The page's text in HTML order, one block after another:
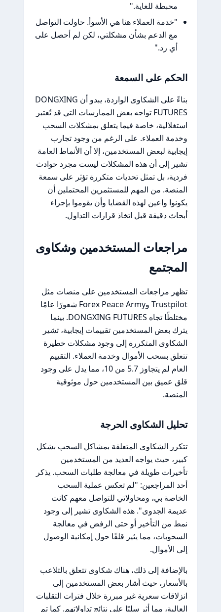
محبطة للغاية."
"خدمة العملاء هنا هي الأسوأ. حاولت التواصل
مع الدعم بشأن مشكلتي، لكن لم أحصل على
أي رد."
الحكم على السمعة
بناءً على الشكاوى الواردة، يبدو أن DONGXING
FUTURES تواجه بعض الممارسات التي قد تُعتبر
استغلالية، خاصة فيما يتعلق بمشكلات السحب
وخدمة العملاء. على الرغم من وجود تجارب
إيجابية لبعض المستخدمين، إلا أن الأنماط العامة
تشير إلى أن هذه المشكلات ليست مجرد حوادث
فردية، بل تمثل تحديات متكررة تؤثر على سمعة
المنصة. من المهم للمستثمرين المحتملين أن
يكونوا واعين لهذه القضايا وأن يقوموا بإجراء
أبحاث دقيقة قبل اتخاذ قرارات التداول.
مراجعات المستخدمين وشكاوى
المجتمع
تظهر مراجعات المستخدمين على منصات مثل
Trustpilot وForex Peace Army شعورًا عامًا
مختلطًا تجاه DONGXING FUTURES. بينما
يترك بعض المستخدمين تقييمات إيجابية، تشير
الشكاوى المتكررة إلى وجود مشكلات خطيرة
تتعلق بسحب الأموال وخدمة العملاء. التقييم
العام لم يتجاوز 5.7 من 10، مما يدل على وجود
قلق عميق بين المستخدمين حول موثوقية
المنصة.
تحليل الشكاوى الحرجة
تتكرر الشكاوى المتعلقة بمشاكل السحب بشكل
كبير، حيث يواجه العديد من المستخدمين
تأخيرات طويلة في معالجة طلبات السحب. يذكر
أحد المراجعين: "لم تعكس عملية السحب
الخاصة بي، ومحاولاتي للتواصل معهم كانت
عديمة الجدوى". هذه الشكاوى تشير إلى وجود
نمط من التأخير أو حتى الرفض في معالجة
السحوبات، مما يثير قلقًا حول إمكانية الوصول
إلى الأموال.
بالإضافة إلى ذلك، هناك شكاوى تتعلق بالتلاعب
بالأسعار، حيث أشار بعض المستخدمين إلى
انزلاقات سعرية غير مبررة خلال فترات التقلبات
العالية، مما أثر سلبًا على نتائج تداولاتهم. كما تم